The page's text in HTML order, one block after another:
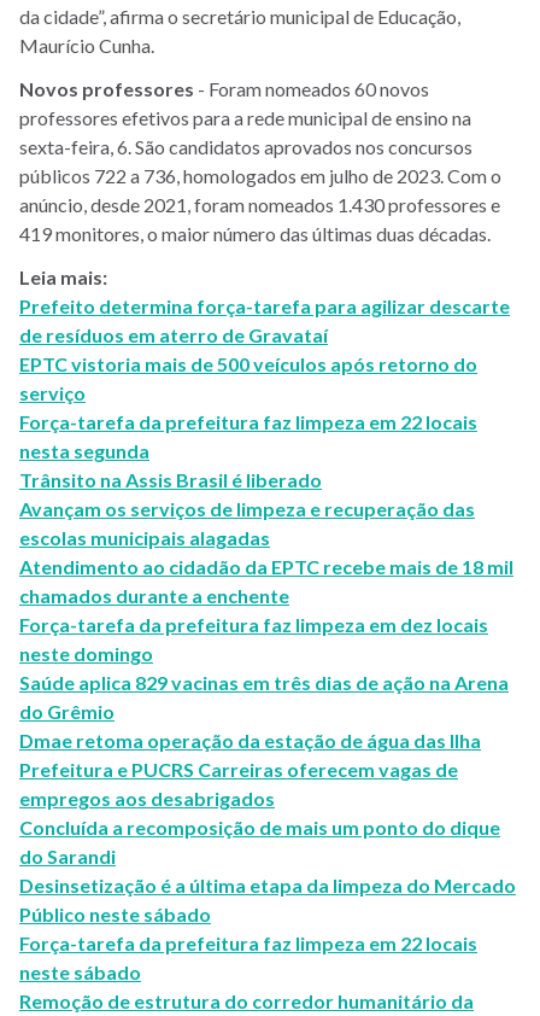
da cidade”, afirma o secretário municipal de Educação,
Maurício Cunha.
Novos professores - Foram nomeados 60 novos
professores efetivos para a rede municipal de ensino na
sexta-feira, 6. São candidatos aprovados nos concursos
públicos 722 a 736, homologados em julho de 2023. Com o
anúncio, desde 2021, foram nomeados 1.430 professores e
419 monitores, o maior número das últimas duas décadas.
Leia mais:
Prefeito determina força-tarefa para agilizar descarte
de resíduos em aterro de Gravataí
EPTC vistoria mais de 500 veículos após retorno do
serviço
Força-tarefa da prefeitura faz limpeza em 22 locais
nesta segunda
Trânsito na Assis Brasil é liberado
Avançam os serviços de limpeza e recuperação das
escolas municipais alagadas
Atendimento ao cidadão da EPTC recebe mais de 18 mil
chamados durante a enchente
Força-tarefa da prefeitura faz limpeza em dez locais
neste domingo
Saúde aplica 829 vacinas em três dias de ação na Arena
do Grêmio
Dmae retoma operação da estação de água das Ilha
Prefeitura e PUCRS Carreiras oferecem vagas de
empregos aos desabrigados
Concluída a recomposição de mais um ponto do dique
do Sarandi
Desinsetização é a última etapa da limpeza do Mercado
Público neste sábado
Força-tarefa da prefeitura faz limpeza em 22 locais
neste sábado
Remoção de estrutura do corredor humanitário da